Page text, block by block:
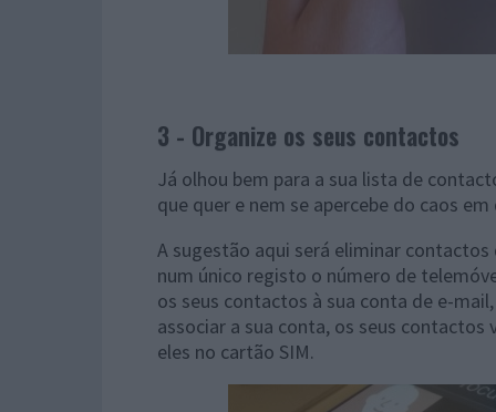
3 - Organize os seus contactos
Já olhou bem para a sua lista de
que quer e nem se apercebe do caos
A sugestão aqui será eliminar
num único registo o número de
os seus contactos à sua conta de e-
associar a sua conta, os seus
eles no cartão SIM.